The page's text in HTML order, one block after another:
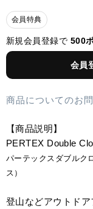
会員特典
新規会員登録で 500
会員
商品についてのお
【商品説明】
PERTEX Double
パーテックスダブルク
ス）
登山などアウトド